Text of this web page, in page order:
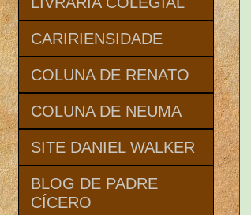
CARIRIENSIDADE
COLUNA DE RENATO
COLUNA DE NEUMA
SITE DANIEL WALKER
BLOG DE PADRE
CÍCERO